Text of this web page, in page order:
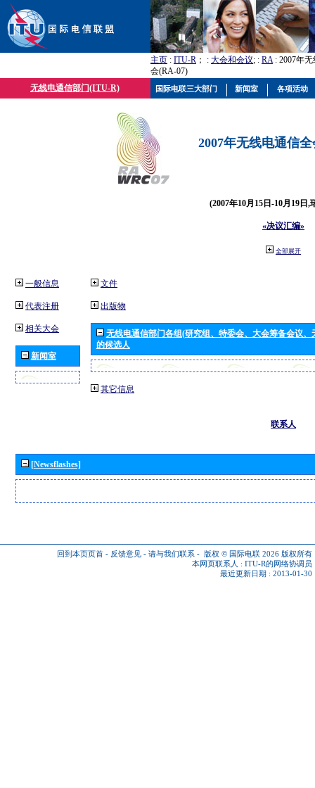
主页 : ITU-R ； : 大会和会议; : RA: 2007年
会(RA-07)
无线电通信部门(ITU-R)
2007年无线电通信
(2007年10月15日-10月19日,
«决议汇编»
全部展开
一般信息
代表注册
相关大会
新闻室
文件
出版物
无线电通信部门各组(研究组、特委会、大会筹备会议
的候选人
其它信息
联系人
[Newsflashes]
回到本页页首 - 反馈意见 - 请与我们联系 - 版权 © 国际电联 2026 版权所有
本网页联系人 : ITU-R的网络协调员
最近更新日期 : 2013-01-30
国际电联三大部门 新闻室 各项活动